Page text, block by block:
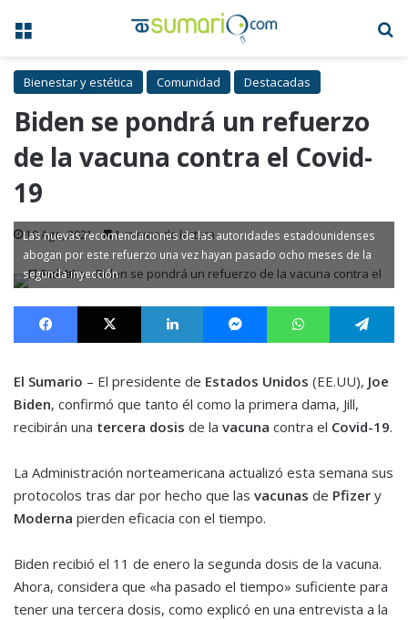
Menú
Bienestar y estética Comunidad Destacadas
Biden se pondrá un refuerzo
de la vacuna contra el Covid-
19
19 Ago, 2021 1 minuto de lectura
Las nuevas recomendaciones de las autoridades estadounidenses
abogan por este refuerzo una vez hayan pasado ocho meses de la
segunda inyección
Facebook X LinkedIn MessengerWhatsApp
El Sumario – El presidente de Estados Unidos (EE.UU), Joe
Biden, confirmó que tanto él como la primera dama, Jill,
recibirán una tercera dosis de la vacuna contra el Covid-19.
La Administración norteamericana actualizó esta semana sus
protocolos tras dar por hecho que las vacunas de Pfizer y
Moderna pierden eficacia con el tiempo.
Biden recibió el 11 de enero la segunda dosis de la vacuna.
Ahora, considera que «ha pasado el tiempo» suficiente para
tener una tercera dosis, como explicó en una entrevista a la